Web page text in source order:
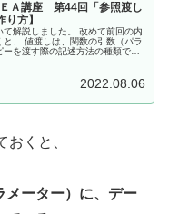
Ａ講座 第44回「参照渡し
方】
解説しました。 改めて前回の内
、 値渡しは、関数の引数（パラ
ーを渡す際の記述方法の種類であ
2022.08.06
くと、
メーター）に、デー